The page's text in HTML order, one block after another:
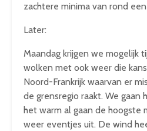
zachtere minima van rond
Later:
Maandag krijgen we mogelijk
wolken met ook weer die
Noord-Frankrijk waarvan er
de grensregio raakt. We gaan
het warm al gaan de hoogste
weer eventjes uit. De wind